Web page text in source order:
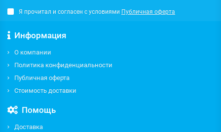
Я прочитал и согласен с условиями Публичная оферта
Информация
О компании
Политика конфиденциальности
Публичная оферта
Стоимость доставки
Помощь
Доставка